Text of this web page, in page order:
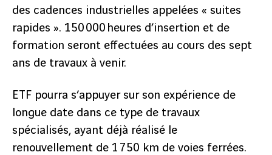
des cadences industrielles appelées « suites
rapides ». 150 000 heures d’insertion et de
formation seront effectuées au cours des sept
ans de travaux à venir.
ETF pourra s’appuyer sur son expérience de
longue date dans ce type de travaux
spécialisés, ayant déjà réalisé le
renouvellement de 1 750 km de voies ferrées.